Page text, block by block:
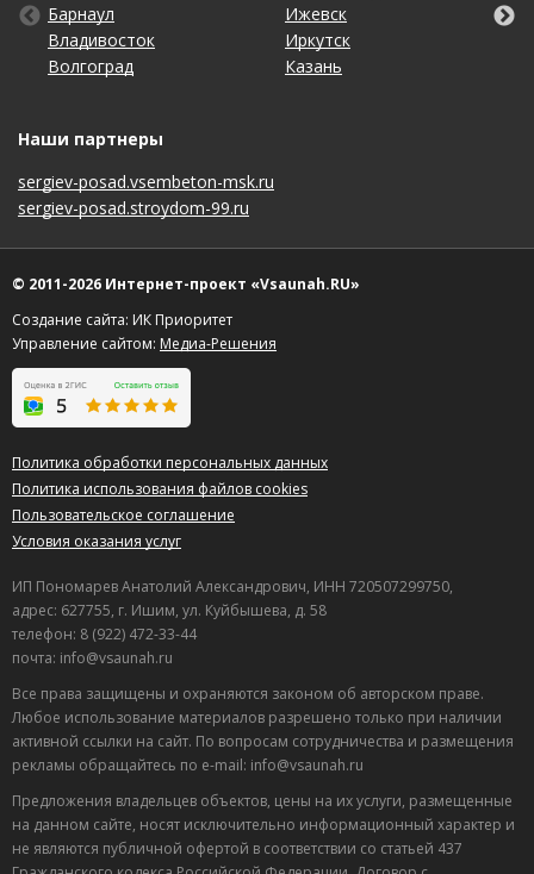
Барнаул
Владивосток
Волгоград
Ижевск
Иркутск
Казань
Киров
Краснодар
Красноярск
Москва
Набережные Челны
Нижний Новгород
Оренбург
Пенза
Пермь
Самара
Санкт-Петербург
Саратов
Томск
Тула
Тюмень
Хабаровск
Чебоксары
Челябинск
Наши партнеры
sergiev-posad.vsembeton-msk.ru
sergiev-posad.stroydom-99.ru
© 2011-2026 Интернет-проект «Vsaunah.RU»
Создание сайта: ИК Приоритет
Управление сайтом: Медиа-Решения
Политика обработки персональных данных
Политика использования файлов cookies
Пользовательское соглашение
Условия оказания услуг
ИП Пономарев Анатолий Александрович, ИНН 720507299750,
адрес: 627755, г. Ишим, ул. Куйбышева, д. 58
телефон: 8 (922) 472-33-44
почта: info@vsaunah.ru
Все права защищены и охраняются законом об авторском праве.
Любое использование материалов разрешено только при наличии
активной ссылки на сайт. По вопросам сотрудничества и размещения
рекламы обращайтесь по e-mail: info@vsaunah.ru
Предложения владельцев объектов, цены на их услуги, размещенные
на данном сайте, носят исключительно информационный характер и
не являются публичной офертой в соответствии со статьей 437